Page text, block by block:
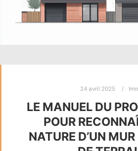
24 avril 2025
LE MANUEL DU
POUR
NATURE D’UN